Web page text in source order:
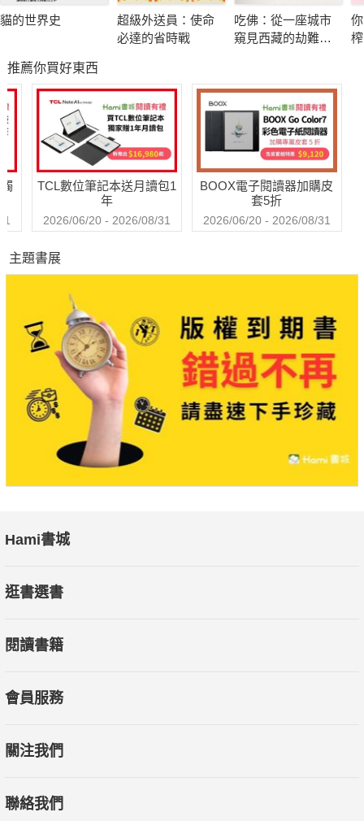
學理工學院院長、國立自然科學博物館館長、國立台南藝術學院
校長、中華民國博物館協會理事長、國家文化藝術基金會董事
建築事務所主持人、總統府資政、文建會顧問、教育部諮詢委員
漢寶德先生是二十世紀後半，引領台灣現代建築思潮，接軌
國際現代建築的重要學者。畢生以建築為己任，思考空間與人文
的關係。為了普及科學教育，他花了12年的時間籌設完成「國立
將科博館經營成最具吸引力的博物館。任台南藝術學院創校校
長，倡言美感是文明的基石，重啟華人社會對藝術教育、美感教
獲得多項殊榮：全國十大傑出青年建築獎、教育部頒一等文
化獎章、中華民國建築學會建築獎章、國家文藝獎第一屆的建築
獎、中國建築傳媒獎：傑出成就獎。文化部第二屆國家文化資產
保存獎評選委員特別獎：終身成就獎。
著有《築人間》、《建築母語──傳統、地域與鄉愁》、《漢
寶德談美》、《寫給青年建築師的信》、《設計型思考》等諸多
作品。
繪者簡介
誌主編、財團法人中華民俗藝術基金會董事、開放空間文教基金
於古建築調查研究工作，培養古蹟維護的專業人才，推動兩岸建
獎。
貓的世界史
超級外送員：使命
必達的省時戰
吃佛：從一座城市
窺見西藏的劫難與
推薦你買好東西
TCL數位筆記本送月讀包1
年
2026/06/20 - 2026/08/31
BOOX電子閱讀器加購皮
套5折
2026/06/20 - 2026/08/31
主題書展
Hami書城
逛書選書
閱讀書籍
會員服務
關注我們
聯絡我們